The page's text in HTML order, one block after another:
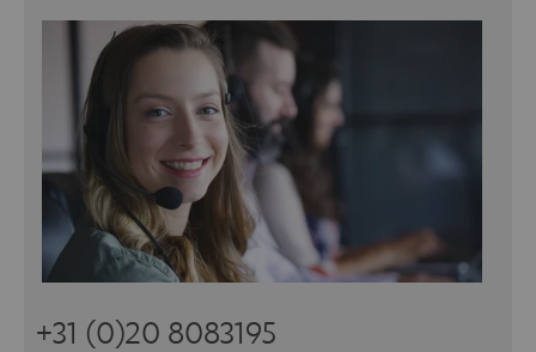
+31 (0)20 8083195